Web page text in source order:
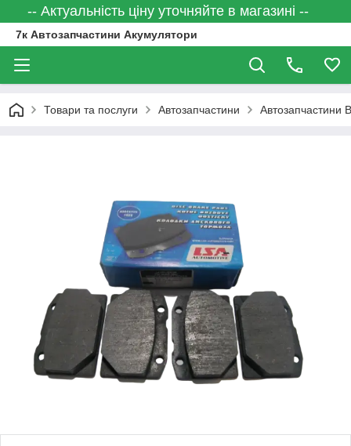
-- Актуальність ціну уточняйте в магазині --
7к Автозапчастини Акумулятори
Товари та послуги Автозапчастини Автозапчастини